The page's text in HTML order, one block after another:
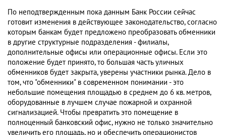
По неподтвержденным пока данным Банк России сейчас
готовит изменения в действующее законодательство, согласно
которым банкам будет предложено преобразовать обменники
в другие структурные подразделения - филиалы,
дополнительные офисы или операционные офисы. Если это
положение будет принято, то большая часть уличных
обменников будет закрыта, уверены участники рынка. Дело в
том, что "обменники" в современном понимании - это
небольшие помещения площадью в среднем до 6 кв. метров,
оборудованные в лучшем случае пожарной и охранной
сигнализацией. Чтобы превратить это помещение в
полноценный банковский офис, нужно не только значительно
увеличить его площадь, но и обеспечить операционистов